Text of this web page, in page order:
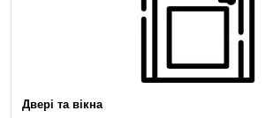
Двері та вікна